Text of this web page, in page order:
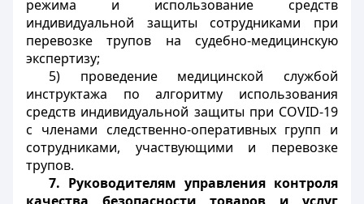
режима и использование средств
индивидуальной защиты сотрудниками при
перевозке трупов на судебно-медицинскую
экспертизу;
5) проведение медицинской службой
инструктажа по алгоритму использования
средств индивидуальной защиты при COVID-19
с членами следственно-оперативных групп и
сотрудниками, участвующими и перевозке
трупов.
7. Руководителям управления контроля